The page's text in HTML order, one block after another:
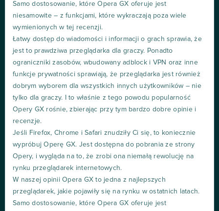
Samo dostosowanie, które Opera GX oferuje jest
niesamowite – z funkcjami, które wykraczają poza wiele
wymienionych w tej recenzji.
Łatwy dostęp do wiadomości i informacji o grach sprawia, że
jest to prawdziwa przeglądarka dla graczy. Ponadto
ograniczniki zasobów, wbudowany adblock i VPN oraz inne
funkcje prywatności sprawiają, że przeglądarka jest również
dobrym wyborem dla wszystkich innych użytkowników – nie
tylko dla graczy. I to właśnie z tego powodu popularność
Opery GX rośnie, zbierając przy tym bardzo dobre opinie i
recenzje.
Jeśli Firefox, Chrome i Safari znudziły Ci się, to koniecznie
wypróbuj Operę GX. Jest dostępna do pobrania ze strony
Opery, i wygląda na to, że zrobi ona niemałą rewolucję na
rynku przeglądarek internetowych.
W naszej opinii Opera GX to jedna z najlepszych
przeglądarek, jakie pojawiły się na rynku w ostatnich latach.
Samo dostosowanie, które Opera GX oferuje jest